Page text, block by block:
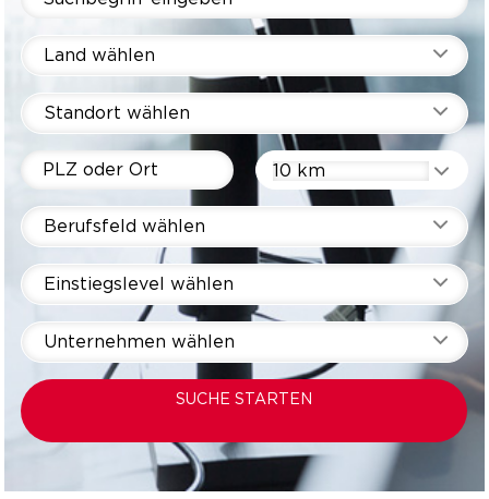
Land wählen
Standort wählen
10 km
Berufsfeld wählen
Einstiegslevel wählen
Unternehmen wählen
SUCHE STARTEN